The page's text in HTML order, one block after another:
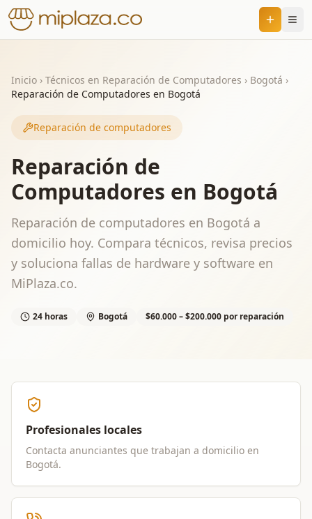
Inicio › Técnicos en Reparación de Computadores › Bogotá ›
Reparación de Computadores en Bogotá
Reparación de computadores
Reparación de
Computadores en Bogotá
Reparación de computadores en Bogotá a
domicilio hoy. Compara técnicos, revisa precios
y soluciona fallas de hardware y software en
MiPlaza.co.
24 horas Bogotá $60.000 – $200.000 por reparación
Profesionales locales
Contacta anunciantes que trabajan a domicilio en
Bogotá.